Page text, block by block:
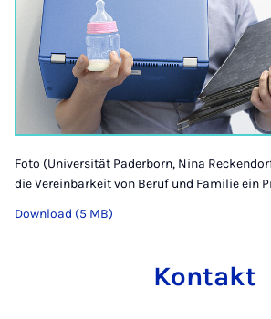
Foto (Universität Paderborn, Nina
die Vereinbarkeit von Beruf und Familie ein
Download (5 MB)
Kontakt